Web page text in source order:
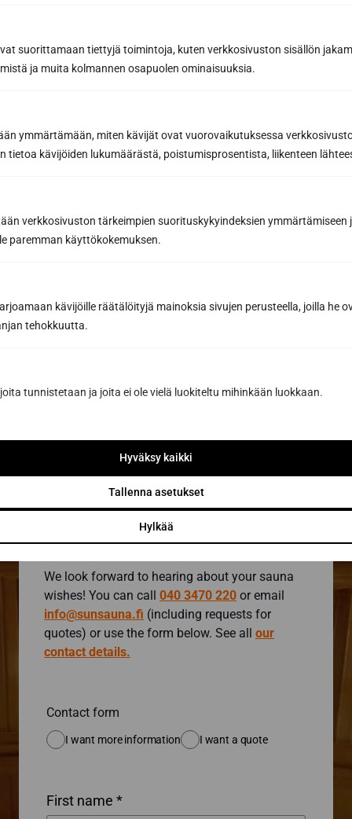
suorittamaan tiettyjä toimintoja, kuten verkkosivuston sisällön
ja muita kolmannen osapuolen ominaisuuksia.
ymmärtämään, miten kävijät ovat vuorovaikutuksessa
tietoa kävijöiden lukumäärästä, poistumisprosentista, liikenteen
verkkosivuston tärkeimpien suorituskykyindeksien ymmärtämiseen
paremman käyttökokemuksen.
kävijöille räätälöityjä mainoksia sivujen perusteella, joilla he
tehokkuutta.
tunnistetaan ja joita ei ole vielä luokiteltu mihinkään luokkaan.
Hylkää
Tallenna asetukset
Hyväksy kaikki
purchases
By subscribing, you agree to Sun Sauna Oy'sPrivacy Policy.
You can cancel your subscription at any time and you will not be
Request a quote at
with the design tool
Contact a sauna
We look forward to hearing about your sauna
wishes! You can call 040 3470 220 or email
info@sunsauna.fi (including requests for
quotes) or use the form below. See all our
contact details.
Contact form
I want more information I want a quote
First name *